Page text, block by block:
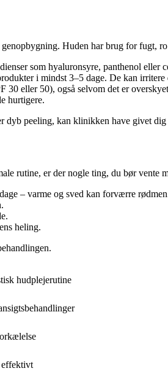
Huden har brug for fugt,
som hyaluronsyre, panthenol eller
i mindst 3–5 dage. De kan irritere
30 eller 50), også selvom det er
hurtigere.
dyb peeling, kan klinikken have givet
rutine, er der nogle ting, du bør vente
– varme og sved kan forværre
heling.
hudplejerutine